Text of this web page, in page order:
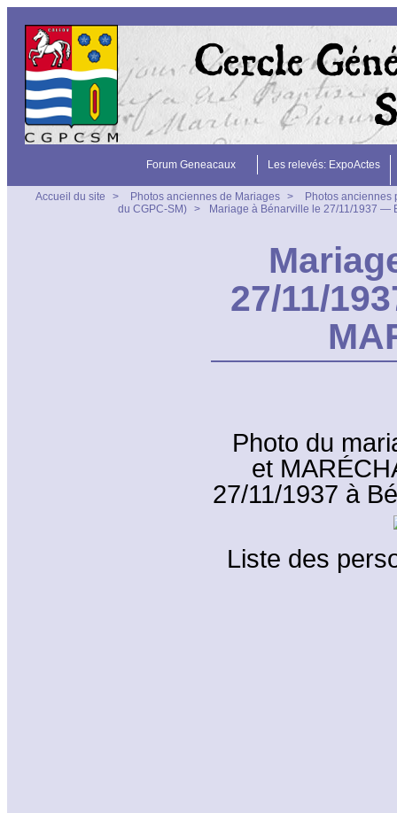
Forum Geneacaux Les relevés: ExpoActes
Accueil du site > Photos anciennes de Mariages >
Photos anciennes
du CGPC-SM)
> Mariage à Bénarville le 27/11/1937 —
27/11/
Photo du
et
27/11/1937 à
Liste des